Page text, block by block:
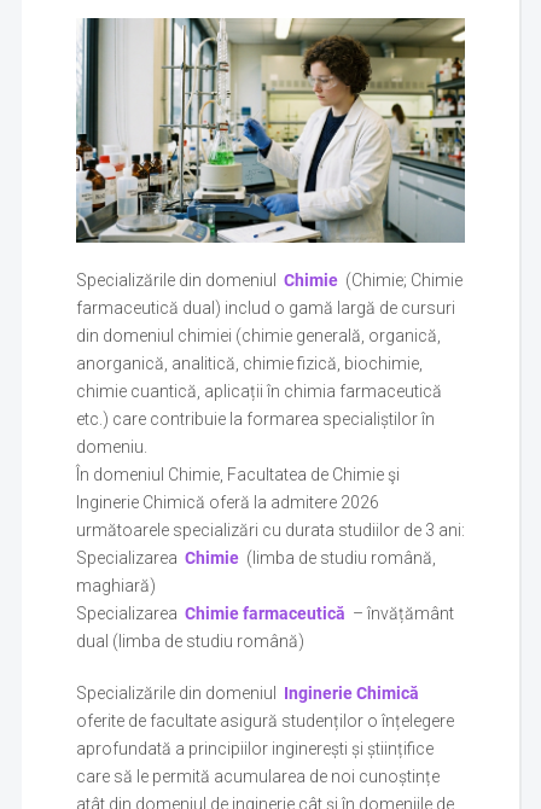
Specializările din domeniul Chimie (Chimie; Chimie
farmaceutică dual) includ o gamă largă de cursuri
din domeniul chimiei (chimie generală, organică,
anorganică, analitică, chimie fizică, biochimie,
chimie cuantică, aplicații în chimia farmaceutică
etc.) care contribuie la formarea specialiștilor în
domeniu.
În domeniul Chimie, Facultatea de Chimie şi
Inginerie Chimică oferă la admitere 2026
următoarele specializări cu durata studiilor de 3 ani:
Specializarea Chimie (limba de studiu română,
maghiară)
Specializarea Chimie farmaceutică – învățământ
dual (limba de studiu română)
Specializările din domeniul
Inginerie Chimică
oferite de facultate asigură studenților o înțelegere
aprofundată a principiilor inginerești și științifice
care să le permită acumularea de noi cunoștințe
atât din domeniul de inginerie cât și în domeniile de